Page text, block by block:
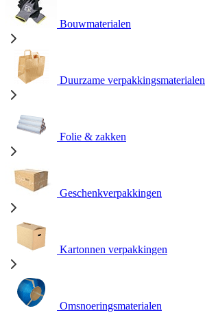
Bouwmaterialen
Duurzame verpakkingsmaterialen
Folie & zakken
Geschenkverpakkingen
Kartonnen verpakkingen
Omsnoeringsmaterialen